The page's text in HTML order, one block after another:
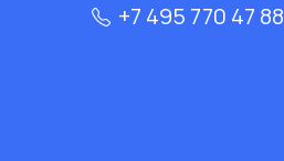
+7 495 770 47 88